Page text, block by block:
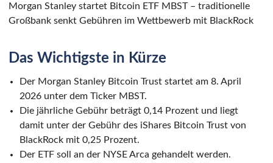
Morgan Stanley startet Bitcoin ETF MBST – traditionelle
Großbank senkt Gebühren im Wettbewerb mit BlackRock
Das Wichtigste in Kürze
Der Morgan Stanley Bitcoin Trust startet am 8. April
2026 unter dem Ticker MBST.
Die jährliche Gebühr beträgt 0,14 Prozent und liegt
damit unter der Gebühr des iShares Bitcoin Trust von
BlackRock mit 0,25 Prozent.
Der ETF soll an der NYSE Arca gehandelt werden.